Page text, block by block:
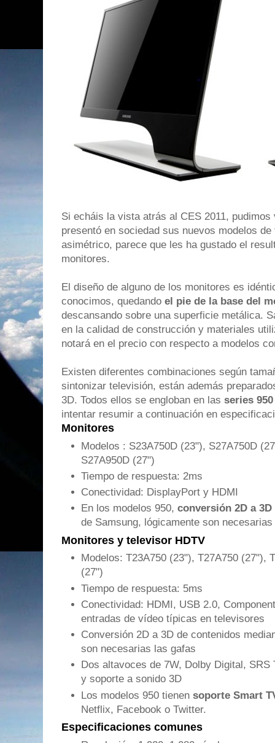
Si echáis la vista atrás al CES 2011,
presentó en sociedad sus nuevos modelos
asimétrico, parece que les ha gustado el
monitores.
El diseño de alguno de los monitores es
conocimos, quedando el pie de la base del
descansando sobre una superficie metálica.
en la calidad de construcción y materiales
notará en el precio con respecto a modelos
Existen diferentes combinaciones según
sintonizar televisión, están además
3D. Todos ellos se engloban en las series
intentar resumir a continuación en
Monitores
Modelos : S23A750D (23"), S27A750D
S27A950D (27")
Tiempo de respuesta: 2ms
Conectividad: DisplayPort y HDMI
En los modelos 950,conversión 2D a 3D
de Samsung, lógicamente son
Monitores y televisor HDTV
Modelos: T23A750 (23"), T27A750 (27"),
(27")
Tiempo de respuesta: 5ms
Conectividad: HDMI, USB 2.0,
entradas de vídeo típicas en televisores
Conversión 2D a 3D de contenidos
son necesarias las gafas
Dos altavoces de 7W, Dolby Digital, SRS
y soporte a sonido 3D
Los modelos 950 tienensoporte Smart
Netflix, Facebook o Twitter.
Especificaciones comunes